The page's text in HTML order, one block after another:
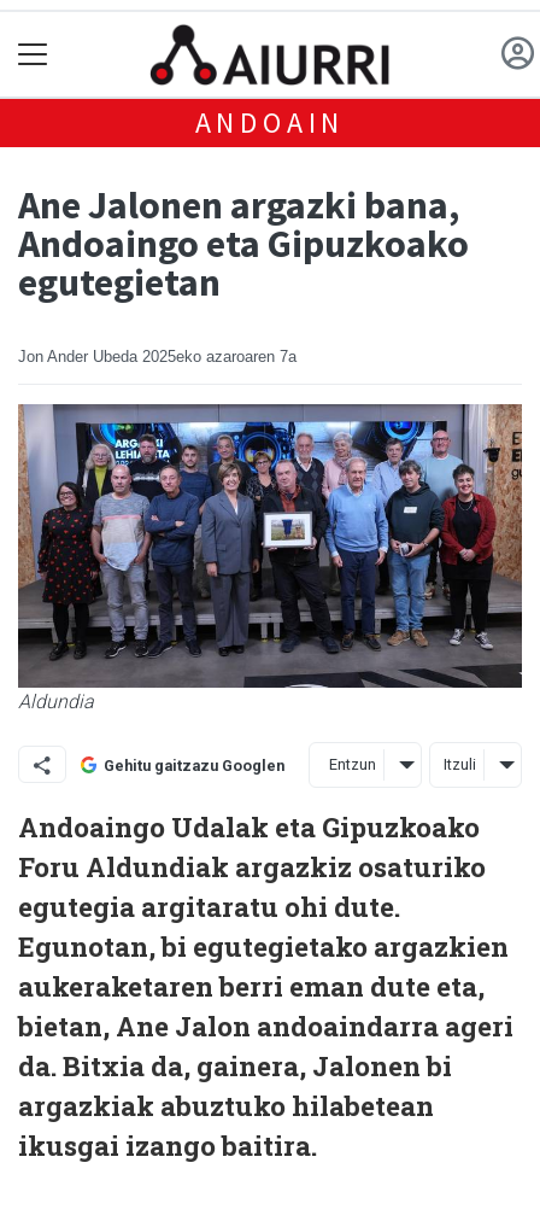
ANDOAIN
Ane Jalonen argazki bana,
Andoaingo eta Gipuzkoako
egutegietan
Jon Ander Ubeda 2025eko azaroaren 7a
Aldundia
Gehitu gaitzazu Googlen Entzun Itzuli
Andoaingo Udalak eta Gipuzkoako
Foru Aldundiak argazkiz osaturiko
egutegia argitaratu ohi dute.
Egunotan, bi egutegietako argazkien
aukeraketaren berri eman dute eta,
bietan, Ane Jalon andoaindarra ageri
da. Bitxia da, gainera, Jalonen bi
argazkiak abuztuko hilabetean
ikusgai izango baitira.